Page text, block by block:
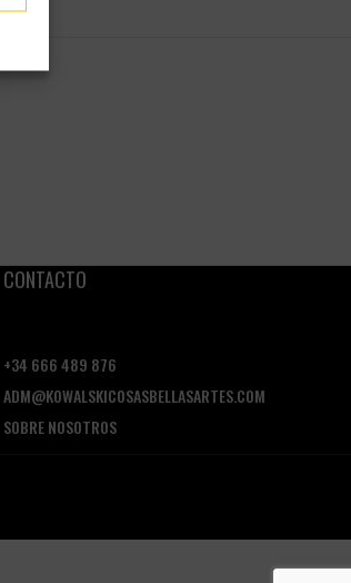
CONTACTO
+34 666 489 876
ADM@KOWALSKICOSASBELLASARTES.COM
SOBRE NOSOTROS